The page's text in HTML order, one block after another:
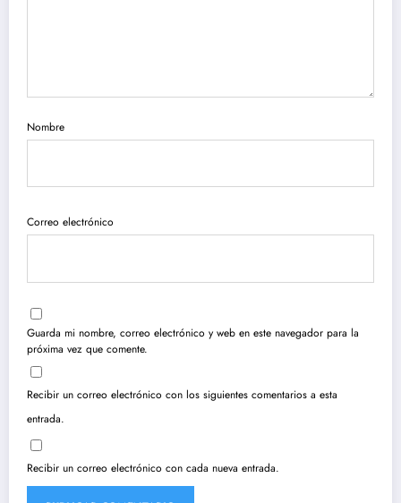
Nombre
Correo electrónico
Guarda mi nombre, correo electrónico y web en este navegador para la
próxima vez que comente.
Recibir un correo electrónico con los siguientes comentarios a esta
entrada.
Recibir un correo electrónico con cada nueva entrada.